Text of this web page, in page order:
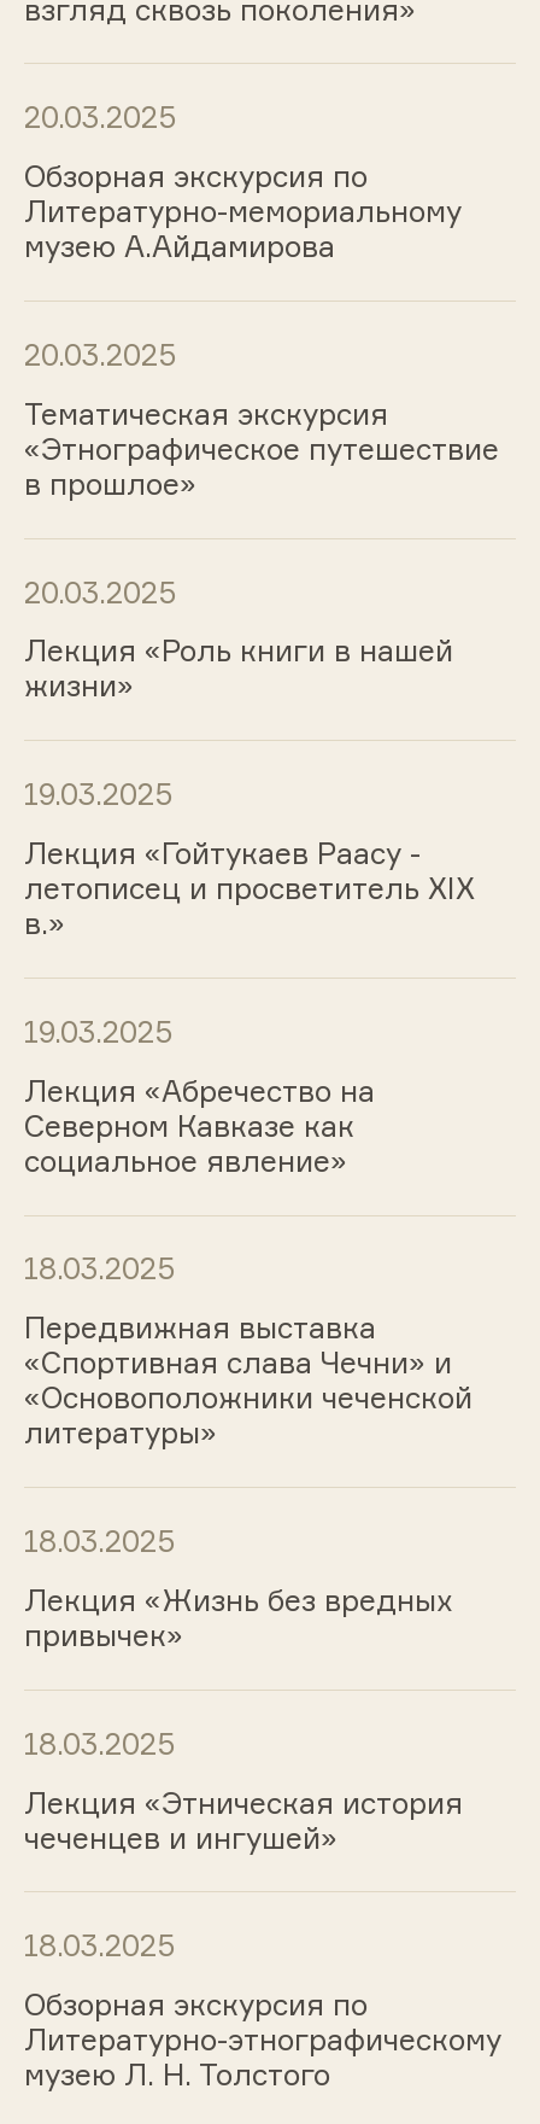
взгляд сквозь поколения»
20.03.2025
Обзорная экскурсия по
Литературно-мемориальному
музею А.Айдамирова
20.03.2025
Тематическая экскурсия
«Этнографическое путешествие
в прошлое»
20.03.2025
Лекция «Роль книги в нашей
жизни»
19.03.2025
Лекция «Гойтукаев Раасу -
летописец и просветитель XIX
в.»
19.03.2025
Лекция «Абречество на
Северном Кавказе как
социальное явление»
18.03.2025
Передвижная выставка
«Спортивная слава Чечни» и
«Основоположники чеченской
литературы»
18.03.2025
Лекция «Жизнь без вредных
привычек»
18.03.2025
Лекция «Этническая история
чеченцев и ингушей»
18.03.2025
Обзорная экскурсия по
Литературно-этнографическому
музею Л. Н. Толстого